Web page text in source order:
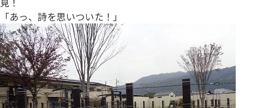
「あっ、詩を思いついた！」